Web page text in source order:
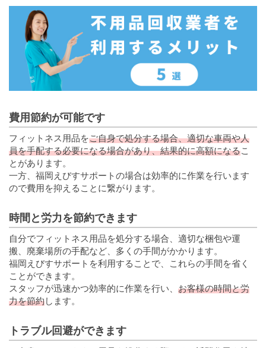
費用節約が可能です
フィットネス用品をご自身で処分する場合、適切な車両や人
員を手配する必要になる場合があり、結果的に高額になるこ
とがあります。
一方、福岡えびすサポートの場合は効率的に作業を行います
ので費用を抑えることに繋がります。
時間と労力を節約できます
自分でフィットネス用品を処分する場合、適切な梱包や運
搬、廃棄場所の手配など、多くの手間がかかります。
福岡えびすサポートを利用することで、これらの手間を省く
ことができます。
スタッフが迅速かつ効率的に作業を行い、 お客様の時間と労
力を節約します。
トラブル回避ができます